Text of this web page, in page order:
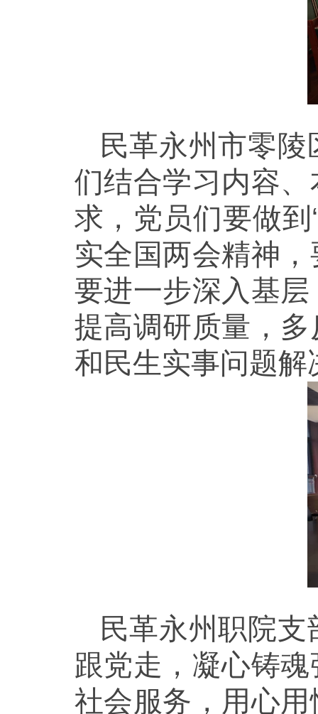
民革永州市零
们结合学习内容
求，党员们要做
实全国两会精神
要进一步深入基
提高调研质量，
和民生实事问题
民革永州职院
跟党走，凝心铸
社会服务，用心